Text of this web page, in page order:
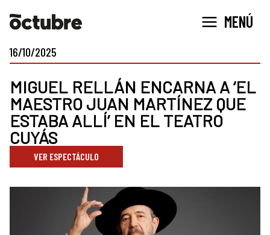
MENÚ
16/10/2025
MIGUEL RELLÁN ENCARNA A ‘EL
MAESTRO JUAN MARTÍNEZ QUE
ESTABA ALLÍ’ EN EL TEATRO
CUYÁS
VER ESPECTÁCULO